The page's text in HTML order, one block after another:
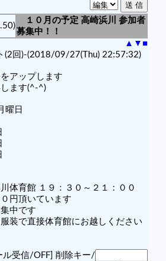
１０月の予定 高崎浜川 参加者
募集中！！
▲ ▼ ■
(2回)-(2018/09/27(Thu) 22:57:32)
アップします
ます(^-^)
曜日
体育館 １９：３０～２１：００
円頂いています
中です
装で直接体育館にお越しください
受信/OFF] 削除キー/